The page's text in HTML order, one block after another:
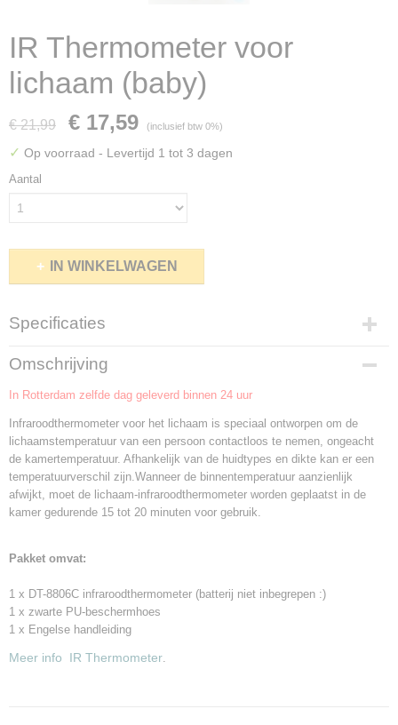
IR Thermometer voor
lichaam (baby)
€ 21,99 € 17,59 (inclusief btw 0%)
✓ Op voorraad - Levertijd 1 tot 3 dagen
Aantal
IN WINKELWAGEN
Specificaties
Productcode
291217
Omschrijving
In Rotterdam zelfde dag geleverd binnen 24 uur
Infraroodthermometer voor het lichaam is speciaal ontworpen om de
lichaamstemperatuur van een persoon contactloos te nemen, ongeacht
de kamertemperatuur. Afhankelijk van de huidtypes en dikte kan er een
temperatuurverschil zijn.Wanneer de binnentemperatuur aanzienlijk
afwijkt, moet de lichaam-infraroodthermometer worden geplaatst in de
kamer gedurende 15 tot 20 minuten voor gebruik.
Pakket omvat:
1 x DT-8806C infraroodthermometer (batterij niet inbegrepen :)
1 x zwarte PU-beschermhoes
1 x Engelse handleiding
Meer info IR Thermometer.